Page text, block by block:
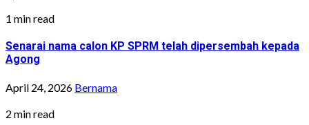
1 min read
Senarai nama calon KP SPRM telah dipersembah kepada
Agong
April 24, 2026 Bernama
2 min read